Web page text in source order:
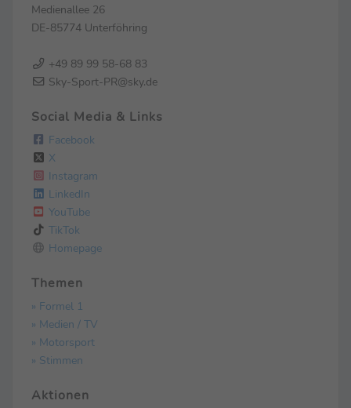
Medienallee 26
DE-85774 Unterföhring
+49 89 99 58-68 83
Sky-Sport-PR@sky.de
Social Media & Links
Facebook
X
Instagram
LinkedIn
YouTube
TikTok
Homepage
Themen
» Formel 1
» Medien / TV
» Motorsport
» Stimmen
Aktionen